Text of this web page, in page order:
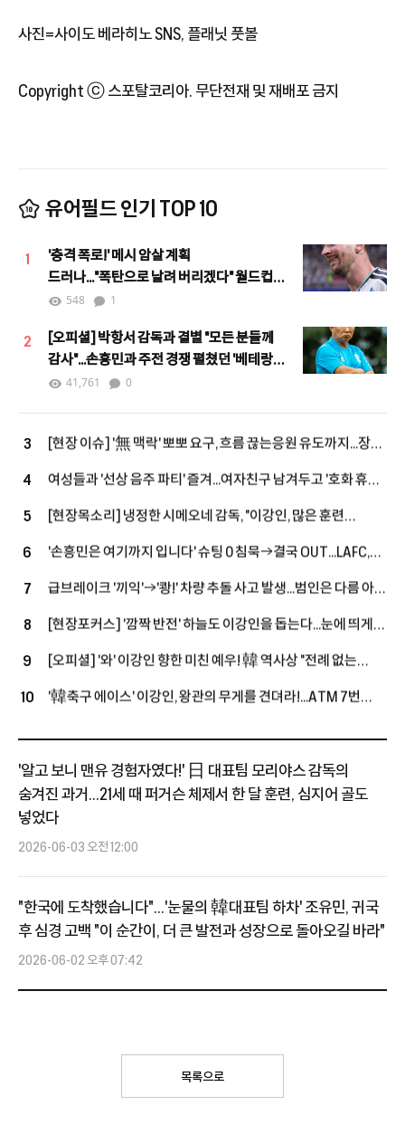
사진=사이도 베라히노 SNS, 플래닛 풋볼
Copyright ⓒ 스포탈코리아. 무단전재 및 재배포 금지
유어필드 인기 TOP 10
1
'충격 폭로!' 메시 암살 계획
드러나..."폭탄으로 날려 버리겠다" 월드컵
기간 동안 위협 시달린 '축구의 신'
548 1
2
[오피셜] 박항서 감독과 결별 "모든 분들께
감사"...손흥민과 주전 경쟁 펼쳤던 '베테랑
윙어' 타운센드, 깐차나부리 떠나 쁘라쭈압
41,761 0
3
[현장 이슈] '無 맥락' 뽀뽀 요구, 흐름 끊는응원 유도까지...장내
4
여성들과 '선상 음주 파티' 즐겨...여자친구 남겨두고 '호화 휴가'
5
[현장목소리] 냉정한 시메오네 감독, "이강인, 많은 훈련
기용할 생각"
6
'손흥민은 여기까지 입니다' 슈팅 0 침묵→결국 OUT...LAFC,
7
급브레이크 '끼익'→'쾅!' 차량 추돌 사고 발생...범인은 다름 아닌
8
[현장포커스] '깜짝 반전' 하늘도 이강인을 돕는다...눈에 띄게
서늘해진 날씨, 구름 관중 집결에 호응도 뜨거워
9
[오피셜] '와' 이강인 향한 미친 예우! 韓 역사상 "전례 없는
이벤트"...아틀레티코, '레전드' 비야와 서울월드컵경기장서
입단식 연다
10
'韓축구 에이스' 이강인, 왕관의 무게를 견뎌라!...ATM 7번
'알고 보니 맨유 경험자였다!' 日 대표팀 모리야스 감독의
숨겨진 과거...21세 때 퍼거슨 체제서 한 달 훈련, 심지어 골도
넣었다
2026-06-03 오전 12:00
"한국에 도착했습니다"...'눈물의 韓대표팀 하차' 조유민, 귀국
후 심경 고백 "이 순간이, 더 큰 발전과 성장으로 돌아오길 바라"
2026-06-02 오후 07:42
목록으로